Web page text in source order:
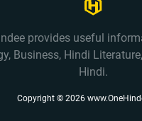
provides useful
Business, Hindi
Hindi.
Copyright © 2026